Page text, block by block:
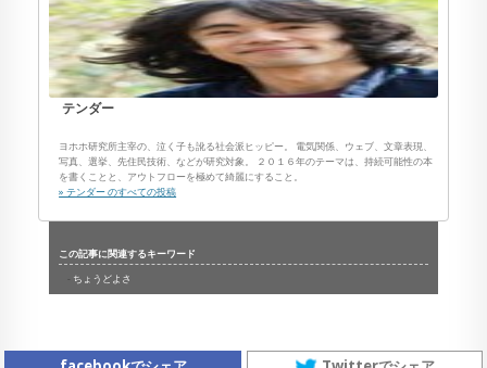
テンダー
ヨホホ研究所主宰の、泣く子も訛る社会派ヒッピー。 電気関係、ウェブ、文章表現、
写真、選挙、先住民技術、などが研究対象。 ２０１６年のテーマは、持続可能性の本
を書くことと、アウトフローを極めて綺麗にすること。
» テンダー のすべての投稿
この記事に関連するキーワード
ちょうどよさ